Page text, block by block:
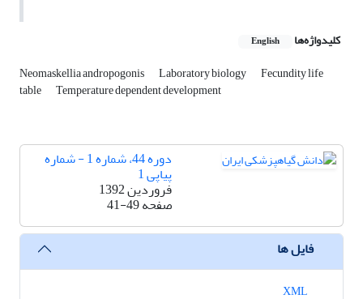
کلیدواژه‌ها English
Neomaskellia andropogonis Laboratory biology Fecundity life
table Temperature dependent development
دوره 44، شماره 1 - شماره
پیاپی 1
فروردین 1392
صفحه41-49
فایل ها